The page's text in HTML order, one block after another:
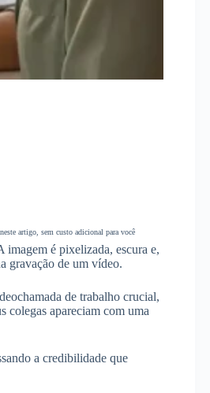
artigo, sem custo adicional para você
imagem é pixelizada, escura e,
gravação de um vídeo.
de trabalho crucial,
colegas apareciam com uma
a credibilidade que